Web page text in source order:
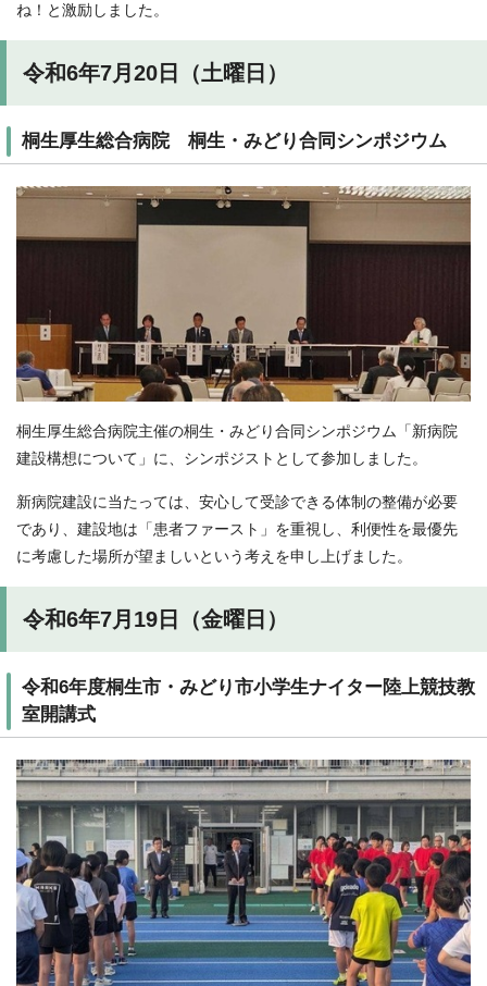
ね！と激励しました。
令和6年7月20日（土曜日）
桐生厚生総合病院 桐生・みどり合同シンポジウム
桐生厚生総合病院主催の桐生・みどり合同シンポジウム「新病院
建設構想について」に、シンポジストとして参加しました。
新病院建設に当たっては、安心して受診できる体制の整備が必要
であり、建設地は「患者ファースト」を重視し、利便性を最優先
に考慮した場所が望ましいという考えを申し上げました。
令和6年7月19日（金曜日）
令和6年度桐生市・みどり市小学生ナイター陸上競技教
室開講式